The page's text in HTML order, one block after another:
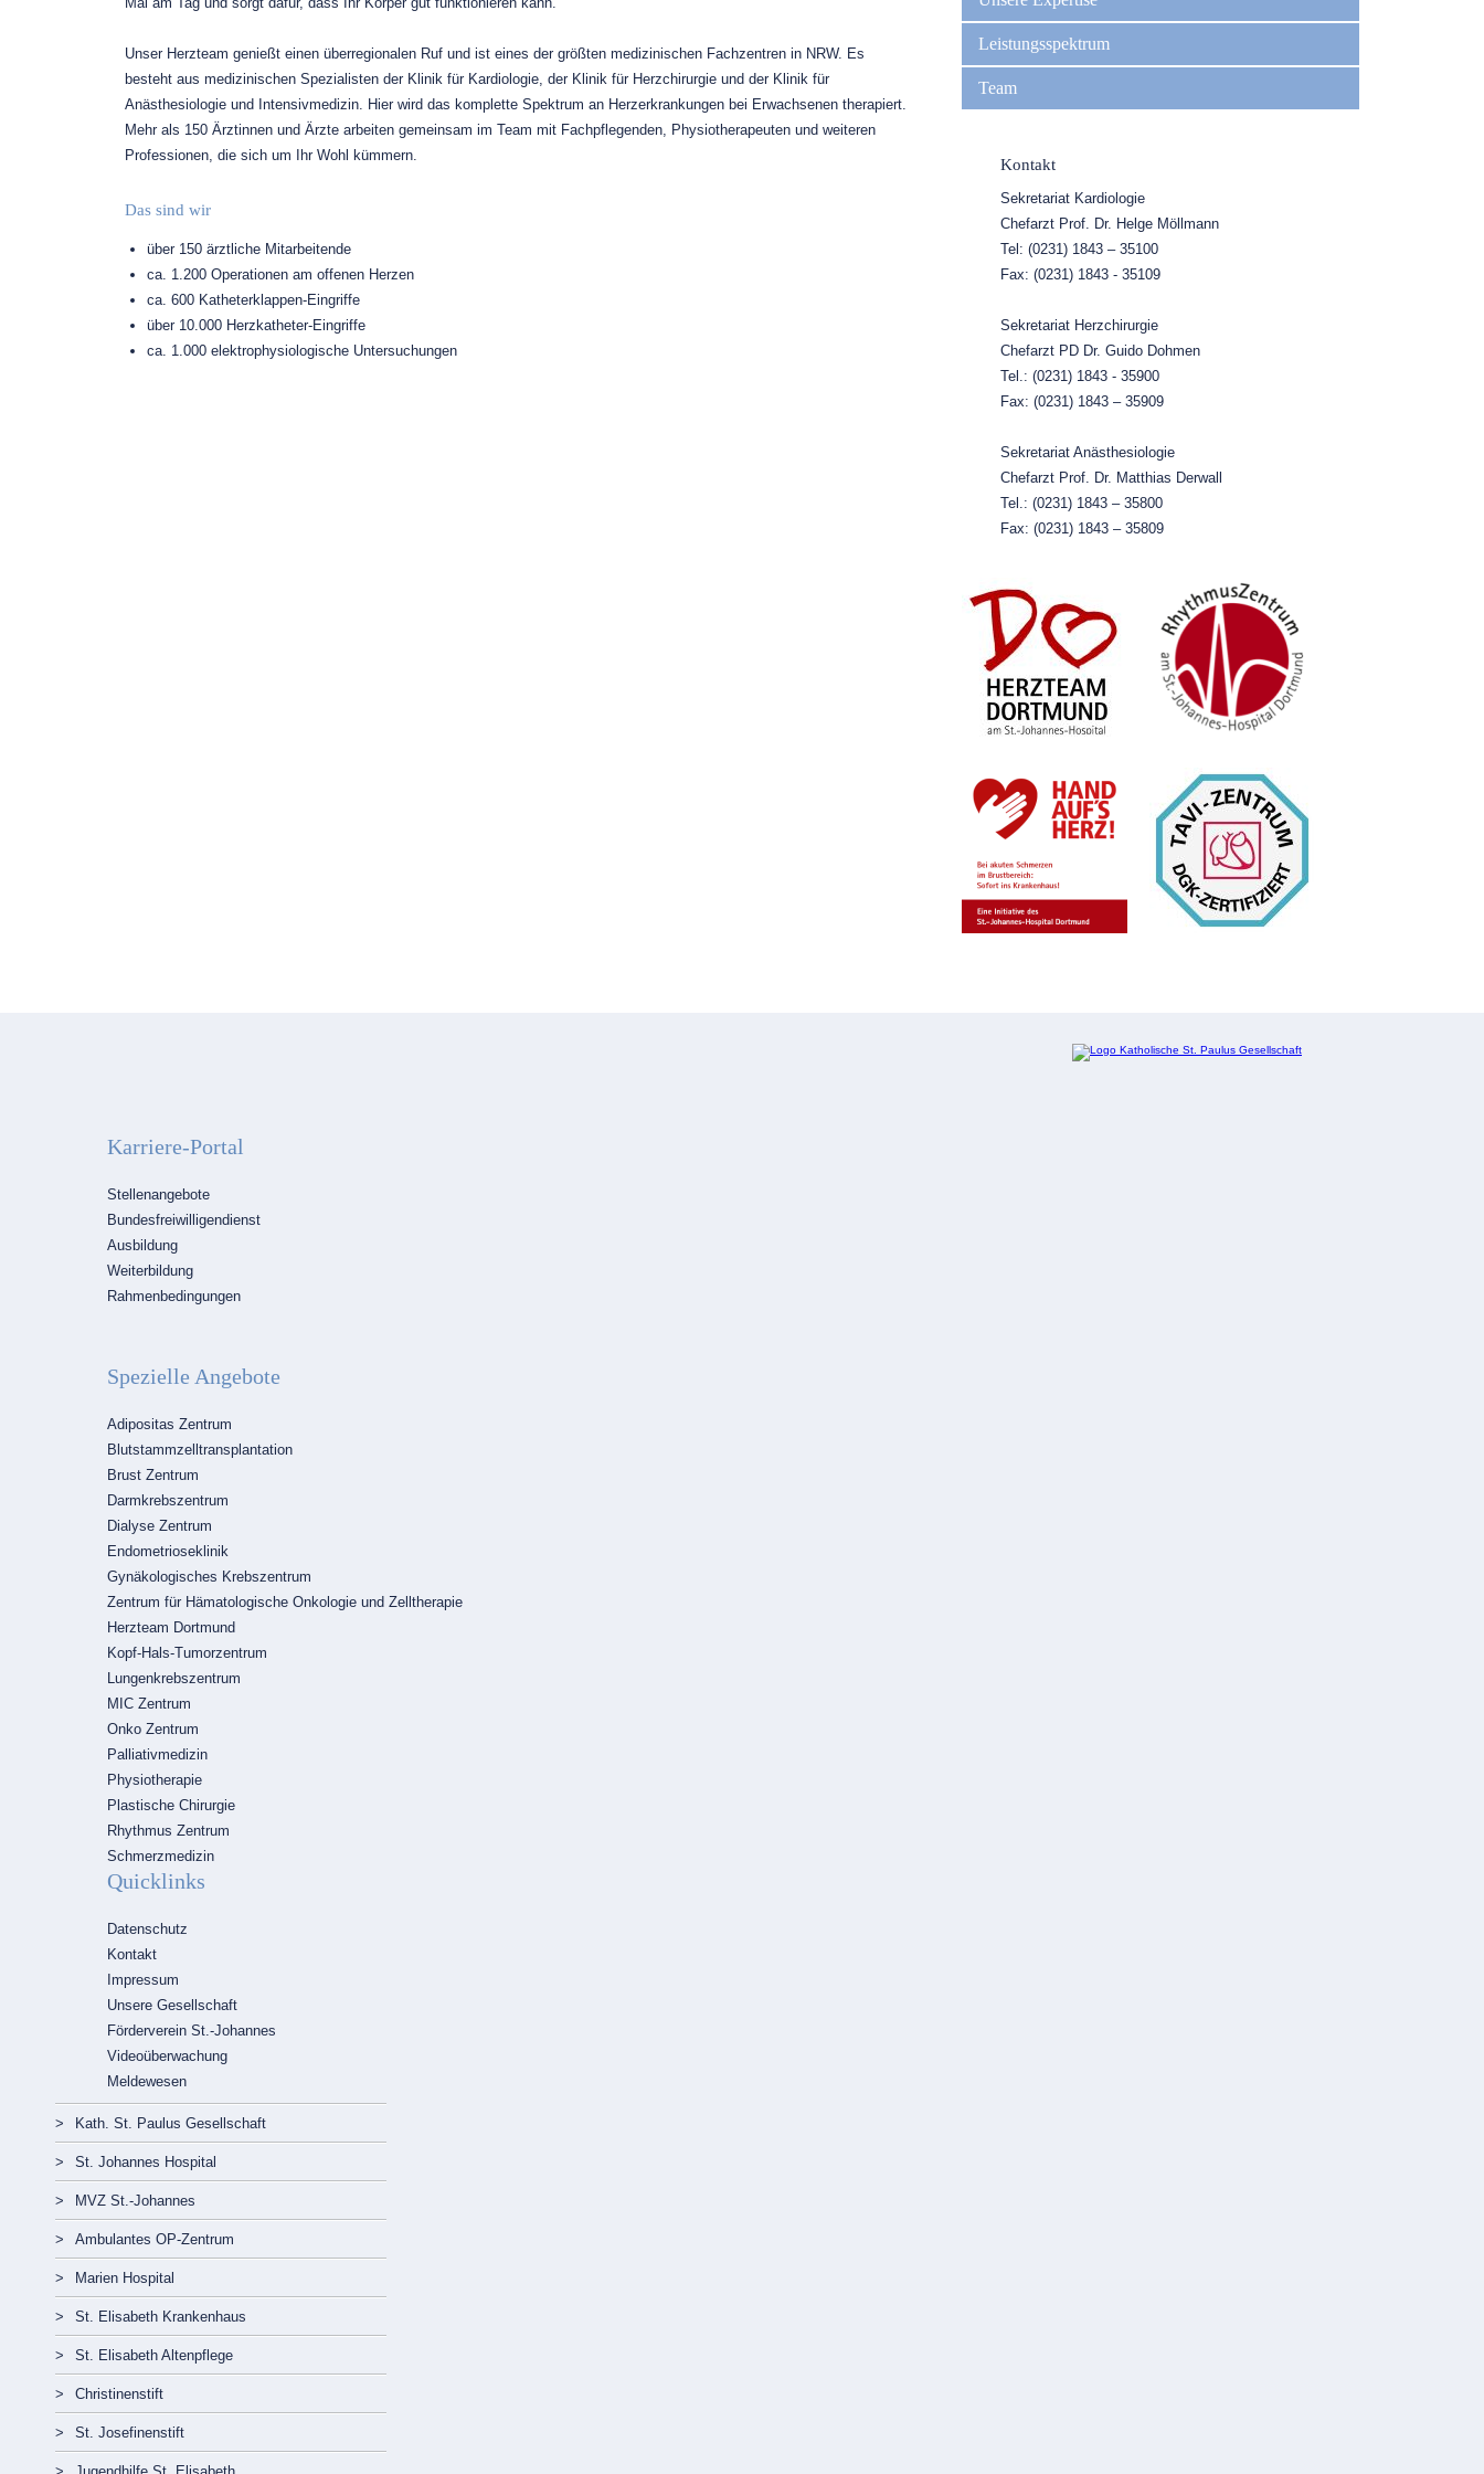
Unser Herzteam genießt einen überregionalen Ruf und ist eines der größten medizinischen Fachzentren in NRW. Es
besteht aus medizinischen Spezialisten der Klinik für Kardiologie, der Klinik für Herzchirurgie und der Klinik für
Anästhesiologie und Intensivmedizin. Hier wird das komplette Spektrum an Herzerkrankungen bei Erwachsenen therapiert.
Mehr als 150 Ärztinnen und Ärzte arbeiten gemeinsam im Team mit Fachpflegenden, Physiotherapeuten und weiteren
Professionen, die sich um Ihr Wohl kümmern.
Das sind wir
über 150 ärztliche Mitarbeitende
ca. 1.200 Operationen am offenen Herzen
ca. 600 Katheterklappen-Eingriffe
über 10.000 Herzkatheter-Eingriffe
ca. 1.000 elektrophysiologische Untersuchungen
Leistungsspektrum
Team
Kontakt
Sekretariat Kardiologie
Chefarzt Prof. Dr. Helge Möllmann
Tel: (0231) 1843 – 35100
Fax: (0231) 1843 - 35109
Sekretariat Herzchirurgie
Chefarzt PD Dr. Guido Dohmen
Tel.: (0231) 1843 - 35900
Fax: (0231) 1843 – 35909
Sekretariat Anästhesiologie
Chefarzt Prof. Dr. Matthias Derwall
Tel.: (0231) 1843 – 35800
Fax: (0231) 1843 – 35809
Karriere-Portal
Navigation
überspringen
Stellenangebote
Bundesfreiwilligendienst
Ausbildung
Weiterbildung
Rahmenbedingungen
Spezielle Angebote
Navigation
überspringen
Adipositas Zentrum
Blutstammzelltransplantation
Brust Zentrum
Darmkrebszentrum
Dialyse Zentrum
Endometrioseklinik
Gynäkologisches Krebszentrum
Zentrum für Hämatologische Onkologie und Zelltherapie
Herzteam Dortmund
Kopf-Hals-Tumorzentrum
Lungenkrebszentrum
MIC Zentrum
Onko Zentrum
Palliativmedizin
Physiotherapie
Plastische Chirurgie
Rhythmus Zentrum
Schmerzmedizin
Quicklinks
Navigation
überspringen
Datenschutz
Kontakt
Impressum
Unsere Gesellschaft
Förderverein St.-Johannes
Videoüberwachung
Meldewesen
Navigation
überspringen
Kath. St. Paulus Gesellschaft
St. Johannes Hospital
MVZ St.-Johannes
Ambulantes OP-Zentrum
Marien Hospital
St. Elisabeth Krankenhaus
St. Elisabeth Altenpflege
Christinenstift
St. Josefinenstift